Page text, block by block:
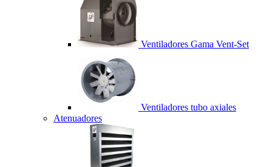
Ventiladores Gama Vent-Set
Ventiladores tubo axiales
Atenuadores